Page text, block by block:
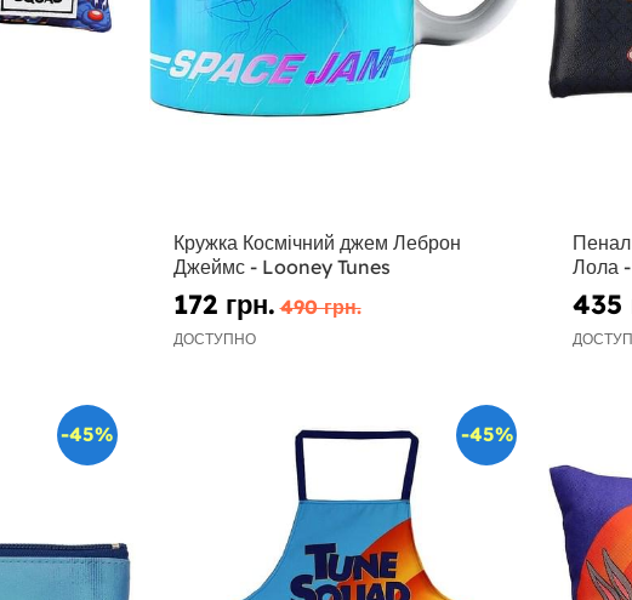
Кружка Космічний джем Леброн
Джеймс - Looney Tunes
172 грн. 490 грн.
ДОСТУПНО
Пенал
Лола
435
-45% -45%